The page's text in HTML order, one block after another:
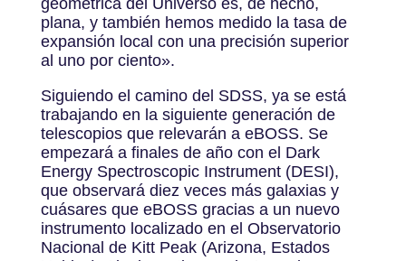
plana, y también hemos medido la tasa de
expansión local con una precisión superior
al uno por ciento».
Siguiendo el camino del SDSS, ya se está
trabajando en la siguiente generación de
telescopios que relevarán a eBOSS. Se
empezará a finales de año con el Dark
Energy Spectroscopic Instrument (DESI),
que observará diez veces más galaxias y
cuásares que eBOSS gracias a un nuevo
instrumento localizado en el Observatorio
Nacional de Kitt Peak (Arizona, Estados